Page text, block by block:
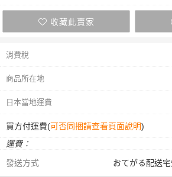
收藏此賣家
消費稅
商品所在地
日本當地運費
買方付運費(可否同捆請查看頁面說明)
運費：
發送方式
おてがる配送